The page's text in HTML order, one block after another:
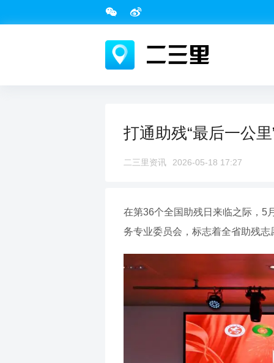
打通助残“最后一公
二三里资讯 2026-05-18 17:27
在第36个全国助残日来临之际，5
务专业委员会，标志着全省助残